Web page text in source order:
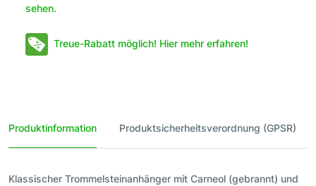
sehen.
Treue-Rabatt möglich! Hier mehr erfahren!
Produktinformation Produktsicherheitsverordnung (GPSR)
Klassischer Trommelsteinanhänger mit Carneol (gebrannt) und